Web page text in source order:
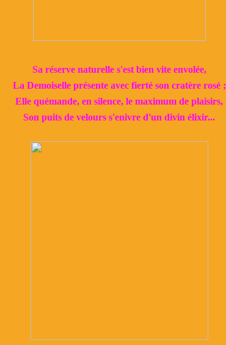
Sa réserve naturelle s'est bien vite envolée,
La Demoiselle présente avec fierté son cratère rosé ;
Elle quémande, en silence, le maximum de plaisirs,
Son puits de velours s'enivre d'un divin élixir...